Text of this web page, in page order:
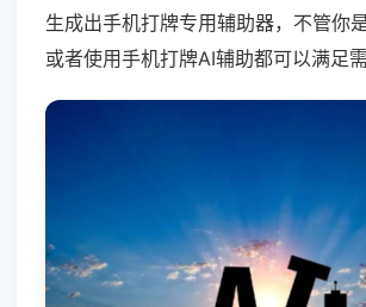
生成出手机打牌专用辅助器，不管你
或者使用手机打牌AI辅助都可以满足需